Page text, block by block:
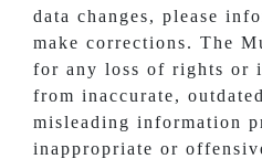
data changes, please
make corrections. The
for any loss of rights or
from inaccurate,
misleading information
inappropriate or